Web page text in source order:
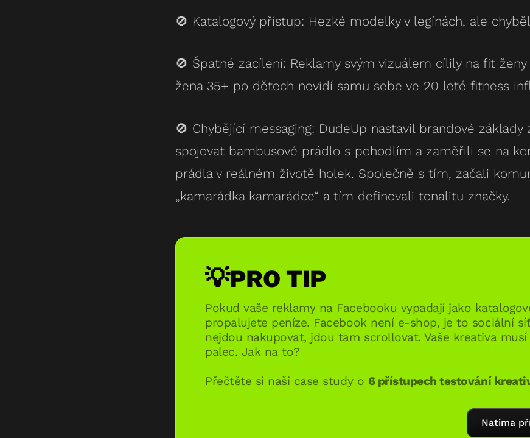
🚫 Katalogový přístup: Hezké modelky v legínách, ale
🚫 Špatné zacílení: Reklamy svým vizuálem cílily na fit
žena 35+ po dětech nevidí samu sebe ve 20 leté fitness
🚫 Chybějící messaging: DudeUp nastavil brandové základy
spojovat bambusové prádlo s pohodlím a zaměřili se na
prádla v reálném životě holek. Společně s tím, začali
„kamarádka kamarádce“ a tím definovali tonalitu značky.
💡PRO TIP
Pokud vaše reklamy na Facebooku vypadají jako
propalujete peníze. Facebook není e-shop, je to sociální
nejdou nakupovat, jdou tam scrollovat. Vaše kreativa
palec. Jak na to?
Přečtěte si naši case study o 6 přístupech testování
Natima